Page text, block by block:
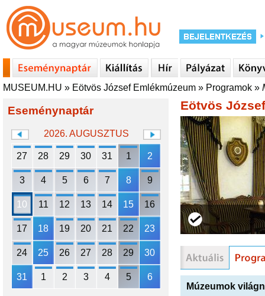
MUSEUM.HU » Eötvös József Emlékmúzeum » Programok »
Eseménynaptár
2026. AUGUSZTUS
27 28 29 30 31 1 2
3 4 5 6 7 8 9
10 11 12 13 14 15 16
17 18 19 20 21 22 23
24 25 26 27 28 29 30
31 1 2 3 4 5 6
Eötvös
Múzeumok